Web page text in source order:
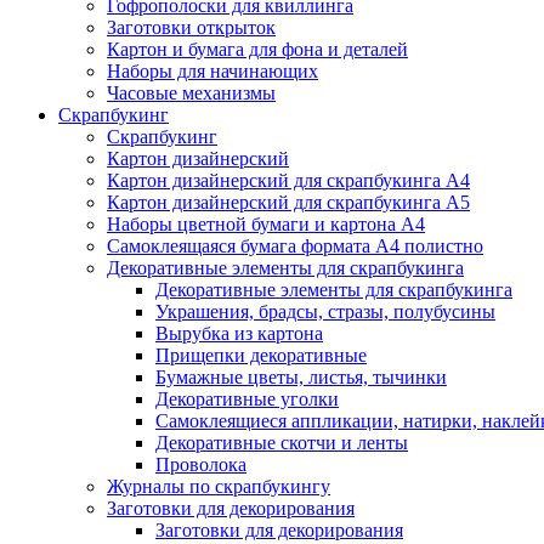
Гофрополоски для квиллинга
Заготовки открыток
Картон и бумага для фона и деталей
Наборы для начинающих
Часовые механизмы
Скрапбукинг
Скрапбукинг
Картон дизайнерский
Картон дизайнерский для скрапбукинга А4
Картон дизайнерский для скрапбукинга А5
Наборы цветной бумаги и картона А4
Самоклеящаяся бумага формата А4 полистно
Декоративные элементы для скрапбукинга
Декоративные элементы для скрапбукинга
Украшения, брадсы, стразы, полубусины
Вырубка из картона
Прищепки декоративные
Бумажные цветы, листья, тычинки
Декоративные уголки
Самоклеящиеся аппликации, натирки,
Декоративные скотчи и ленты
Проволока
Журналы по скрапбукингу
Заготовки для декорирования
Заготовки для декорирования